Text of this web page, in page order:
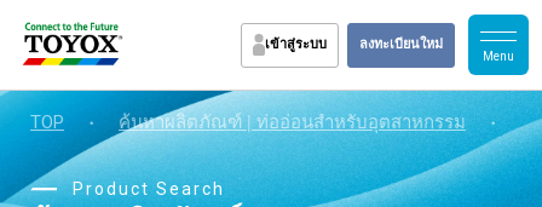
เข้าสู่ระบบ ลงทะเบียนใหม่
TOP ・ ค้นหาผลิตภัณฑ์ | ท่ออ่อนสำหรับอุตสาหกรรม ・ ท่
Product Search